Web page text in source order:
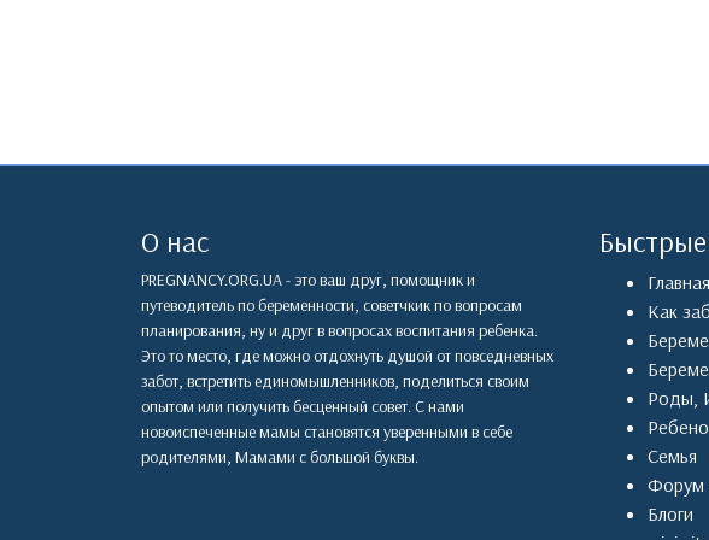
О нас
PREGNANCY.ORG.UA - это ваш друг, помощник и
путеводитель по беременности, советчкик по вопросам
планирования, ну и друг в вопросах воспитания ребенка.
Это то место, где можно отдохнуть душой от повседневных
забот, встретить единомышленников, поделиться своим
опытом или получить бесценный совет. С нами
новоиспеченные мамы становятся уверенными в себе
родителями, Мамами с большой буквы.
Главная
Как
Роды,
Семья
Форум
Блоги